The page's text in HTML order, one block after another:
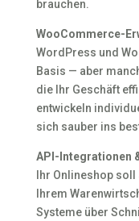
brauchen.
WooCommerce-
WordPress und
Basis — aber
die Ihr Geschäft
entwickeln
sich sauber ins
API-Integrationen
Ihr Onlineshop
Ihrem
Systeme über